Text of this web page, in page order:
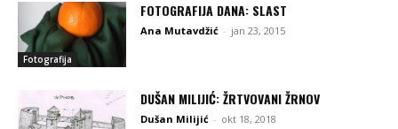
Fotografija
FOTOGRAFIJA DANA: SLAST
Ana Mutavdžić - jan 23, 2015
DUŠAN MILIJIĆ: ŽRTVOVANI ŽRNOV
Dušan Milijić - okt 18, 2018